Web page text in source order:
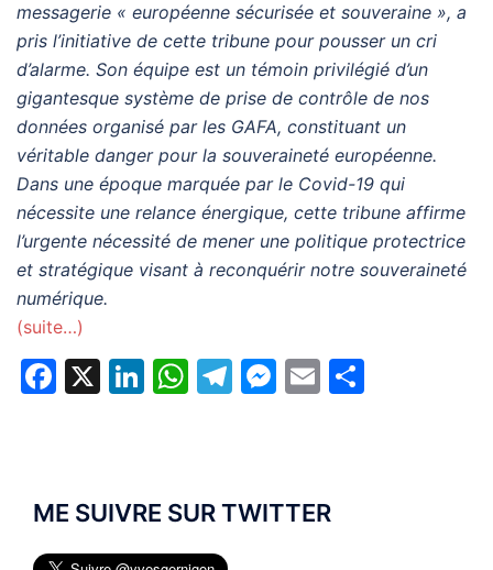
messagerie « européenne sécurisée et souveraine », a
pris l’initiative de cette tribune pour pousser un cri
d’alarme. Son équipe est un témoin privilégié d’un
gigantesque système de prise de contrôle de nos
données organisé par les GAFA, constituant un
véritable danger pour la souveraineté européenne.
Dans une époque marquée par le Covid-19 qui
nécessite une relance énergique, cette tribune affirme
l’urgente nécessité de mener une politique protectrice
et stratégique visant à reconquérir notre souveraineté
numérique.
(suite…)
Facebook
X LinkedIn
WhatsApp
Telegram
Messenger
Email
ME SUIVRE SUR TWITTER